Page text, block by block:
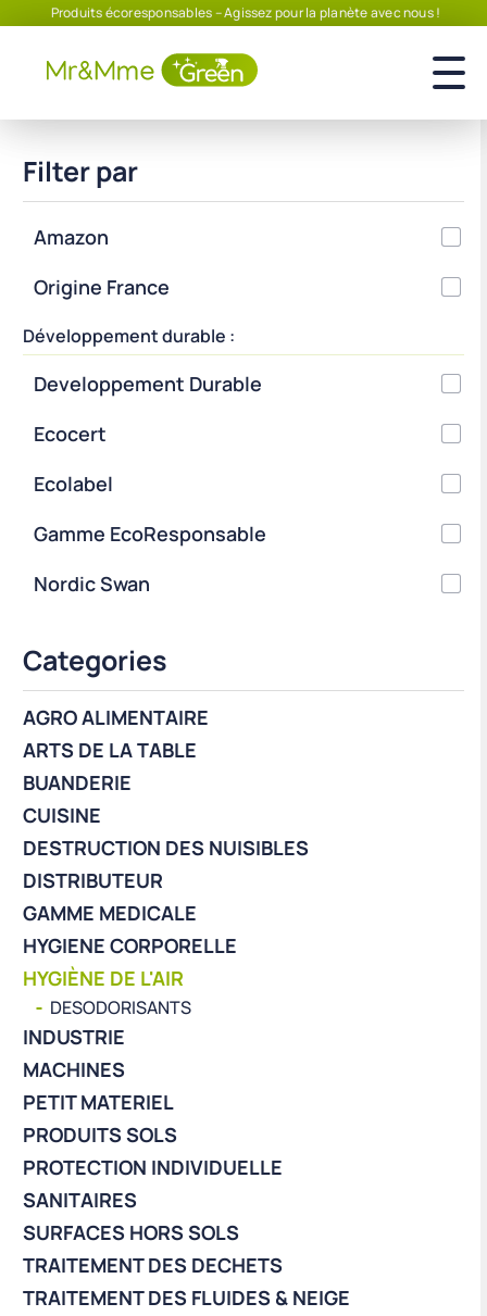
Produits écoresponsables – Agissez pour la planète avec nous !
Filter par
Amazon
Origine France
Développement durable :
Developpement Durable
Ecocert
Ecolabel
Gamme EcoResponsable
Nordic Swan
Categories
AGRO ALIMENTAIRE
ARTS DE LA TABLE
BUANDERIE
CUISINE
DESTRUCTION DES NUISIBLES
DISTRIBUTEUR
GAMME MEDICALE
HYGIENE CORPORELLE
HYGIÈNE DE L'AIR
DESODORISANTS
INDUSTRIE
MACHINES
PETIT MATERIEL
PRODUITS SOLS
PROTECTION INDIVIDUELLE
SANITAIRES
SURFACES HORS SOLS
TRAITEMENT DES DECHETS
TRAITEMENT DES FLUIDES & NEIGE